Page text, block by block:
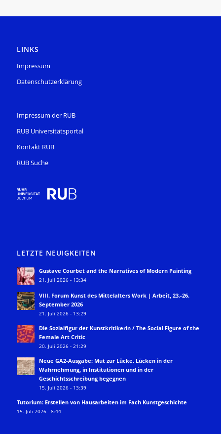
LINKS
Impressum
Datenschutzerklärung
Impressum der RUB
RUB Universitätsportal
Kontakt RUB
RUB Suche
LETZTE NEUIGKEITEN
Gustave Courbet and the Narratives of Modern Painting
21. Juli 2026 - 13:34
VIII. Forum Kunst des Mittelalters Work | Arbeit, 23.-26.
September 2026
21. Juli 2026 - 13:29
Die Sozialfigur der Kunstkritikerin / The Social Figure of the
Female Art Critic
20. Juli 2026 - 21:29
Neue GA2-Ausgabe: Mut zur Lücke. Lücken in der
Wahrnehmung, in Institutionen und in der
Geschichtsschreibung begegnen
15. Juli 2026 - 13:39
Tutorium: Erstellen von Hausarbeiten im Fach Kunstgeschichte
15. Juli 2026 - 8:44